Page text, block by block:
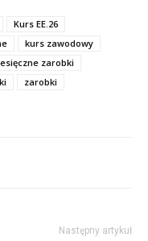
Kurs EE.26
kurs zawodowy
zarobki
zarobki
Następny artykuł